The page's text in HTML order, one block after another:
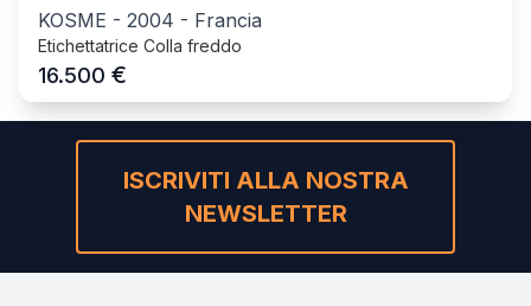
KOSME - 2004 - Francia
Etichettatrice Colla freddo
16.500 €
ISCRIVITI ALLA NOSTRA
NEWSLETTER